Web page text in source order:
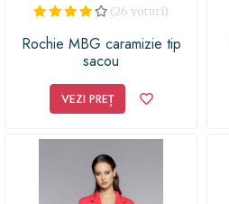
(26 voturi)
Rochie MBG caramizie tip
sacou
VEZI PREȚ